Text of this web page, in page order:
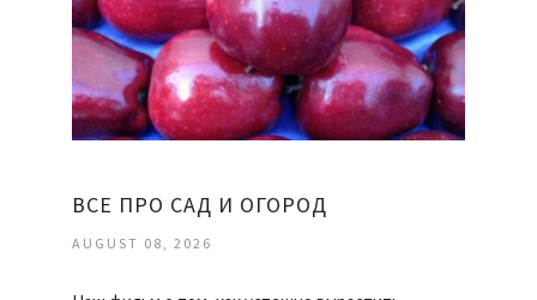
ВСЕ ПРО САД И ОГОРОД
AUGUST 08, 2026